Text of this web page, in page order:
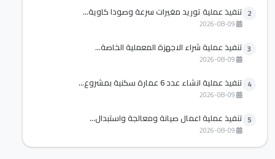
2 تنفيذ عملية توريد مغيرات سرعة وصودا كاوية...
3 تنفيذ عملية شراء الاجهزة المعملية الخاصة...
4 تنفيذ عملية انشاء عدد 6 عمارة سكنية بمشروع...
5 تنفيذ عملية اعمال صيانة ومعالجة واستبدال...